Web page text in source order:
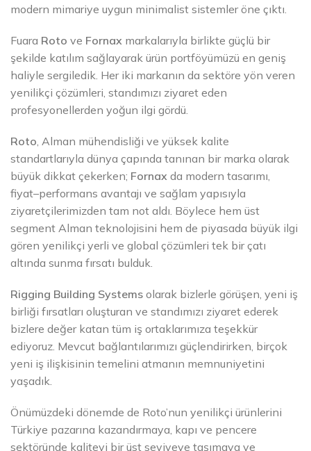
modern mimariye uygun minimalist sistemler öne çıktı.
Fuara Roto ve Fornax markalarıyla birlikte güçlü bir
şekilde katılım sağlayarak ürün portföyümüzü en geniş
haliyle sergiledik. Her iki markanın da sektöre yön veren
yenilikçi çözümleri, standımızı ziyaret eden
profesyonellerden yoğun ilgi gördü.
Roto, Alman mühendisliği ve yüksek kalite
standartlarıyla dünya çapında tanınan bir marka olarak
büyük dikkat çekerken; Fornax da modern tasarımı,
fiyat–performans avantajı ve sağlam yapısıyla
ziyaretçilerimizden tam not aldı. Böylece hem üst
segment Alman teknolojisini hem de piyasada büyük ilgi
gören yenilikçi yerli ve global çözümleri tek bir çatı
altında sunma fırsatı bulduk.
Rigging Building Systems olarak bizlerle görüşen, yeni iş
birliği fırsatları oluşturan ve standımızı ziyaret ederek
bizlere değer katan tüm iş ortaklarımıza teşekkür
ediyoruz. Mevcut bağlantılarımızı güçlendirirken, birçok
yeni iş ilişkisinin temelini atmanın memnuniyetini
yaşadık.
Önümüzdeki dönemde de Roto’nun yenilikçi ürünlerini
Türkiye pazarına kazandırmaya, kapı ve pencere
sektöründe kaliteyi bir üst seviyeye taşımaya ve